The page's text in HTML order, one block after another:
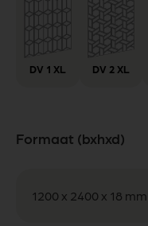
DV 1 XL DV 2 XL
Formaat (bxhxd)
1200 x 2400 x 18 mm